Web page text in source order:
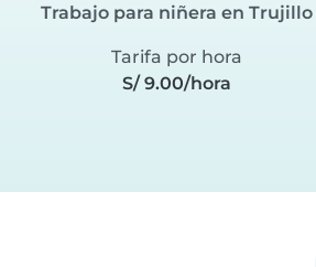
Trabajo para niñera en Trujillo
Tarifa por hora
S/ 9.00/hora